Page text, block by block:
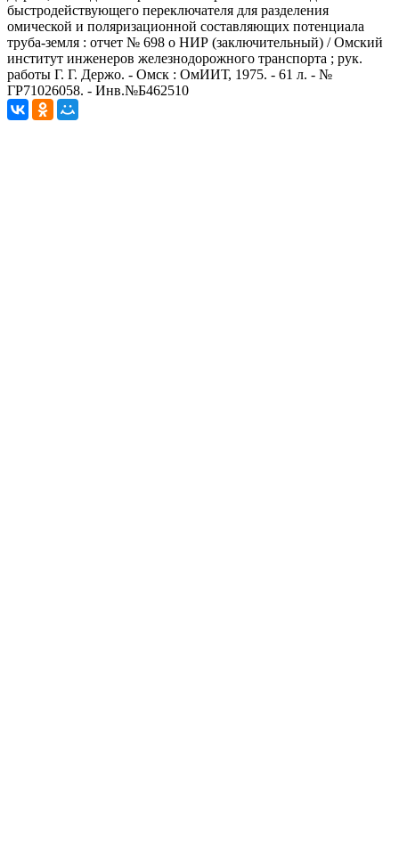
быстродействующего переключателя для разделения
омической и поляризационной составляющих потенциала
труба-земля : отчет № 698 о НИР (заключительный) / Омский
институт инженеров железнодорожного транспорта ; рук.
работы Г. Г. Держо. - Омск : ОмИИТ, 1975. - 61 л. - №
ГР71026058. - Инв.№Б462510